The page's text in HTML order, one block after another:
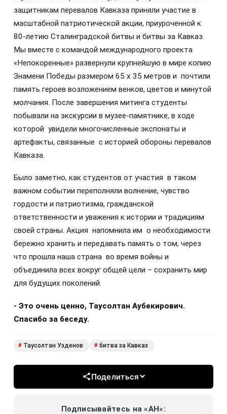
защитникам перевалов Кавказа приняли участие в
масштабной патриотической акции, приуроченной к
80-летию Сталинградской битвы и битвы за Кавказ.
Мы вместе с командой международного проекта
«Непокоренные» развернули крупнейшую в мире копию
Знамени Победы размером 65 х 35 метров и почтили
память героев возложением венков, цветов и минутой
молчания. После завершения митинга студенты
побывали на экскурсии в музее-памятнике, в ходе
которой увидели многочисленные экспонаты и
артефакты, связанные с историей обороны перевалов
Кавказа.
Было заметно, как студентов от участия в таком
важном событии переполняли волнение, чувство
гордости и патриотизма, гражданской
ответственности и уважения к истории и традициям
своей страны. Акция напомнила им о необходимости
бережно хранить и передавать память о том, через
что прошла наша страна во время войны и
объединила всех вокруг общей цели – сохранить мир
для будущих поколений.
- Это очень ценно, Таусолтан Аубекирович.
Спасибо за беседу.
# Таусолтан Узденов # битва за Кавказ
Поделиться
Подписывайтесь на «АН»: